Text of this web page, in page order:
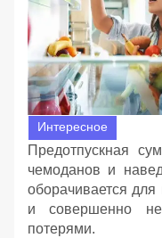
Интересное
Предотпускная
чемоданов и
оборачивается
и совершенно
потерями.